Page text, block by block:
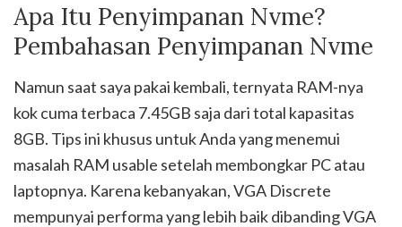
Apa Itu Penyimpanan Nvme?
Pembahasan Penyimpanan Nvme
Namun saat saya pakai kembali, ternyata RAM-nya
kok cuma terbaca 7.45GB saja dari total kapasitas
8GB. Tips ini khusus untuk Anda yang menemui
masalah RAM usable setelah membongkar PC atau
laptopnya. Karena kebanyakan, VGA Discrete
mempunyai performa yang lebih baik dibanding VGA